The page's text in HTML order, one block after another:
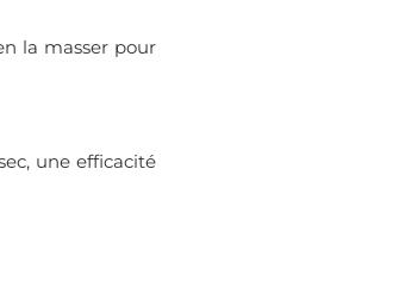
la masser pour
une efficacité